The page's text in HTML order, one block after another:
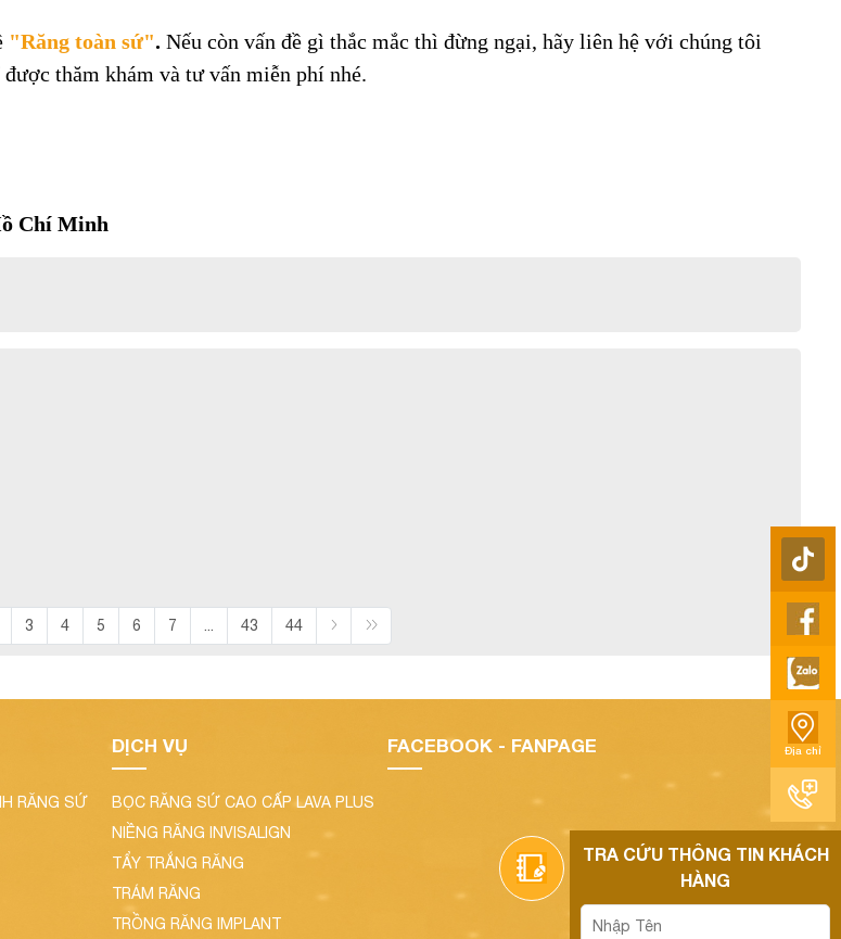
"Răng toàn sứ". Nếu còn vấn đề gì thắc mắc thì đừng ngại, hãy liên hệ với chúng tôi
được thăm khám và tư vấn miễn phí nhé.
Chí Minh
3 4 5 6 7 43 44
RĂNG SỨ
DỊCH VỤ
BỌC RĂNG SỨ CAO CẤP LAVA PLUS
NIỀNG RĂNG INVISALIGN
TẨY TRẮNG RĂNG
TRÁM RĂNG
TRỒNG RĂNG IMPLANT
FACEBOOK - FANPAGE
TRA CỨU THÔNG TIN KHÁCH
HÀNG
Địa chỉ